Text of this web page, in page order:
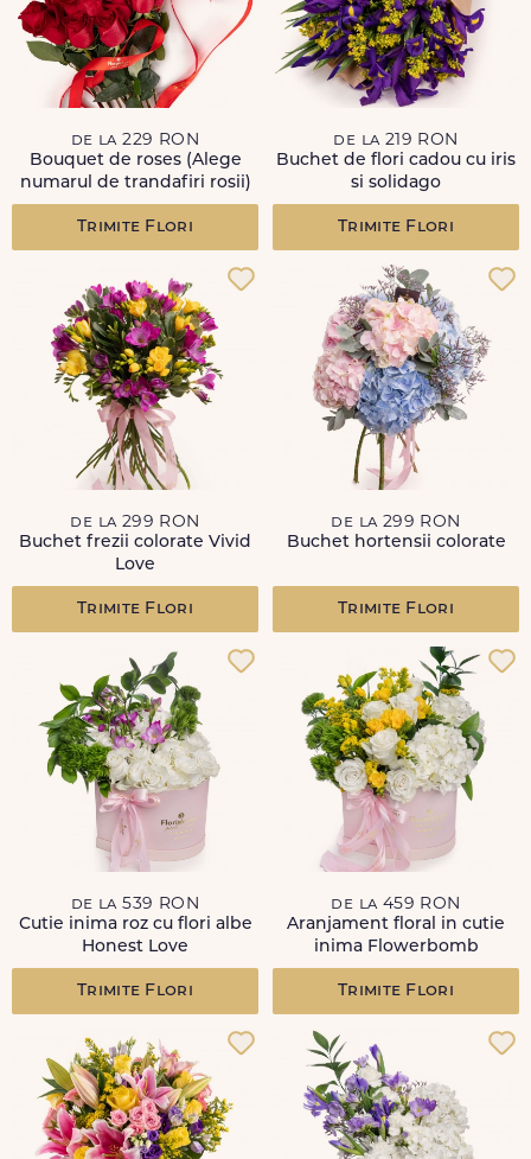
de la 229 RON
Bouquet de roses (Alege
numarul de trandafiri rosii)
Trimite Flori
de la 219 RON
Buchet de flori cadou cu iris
si solidago
Trimite Flori
de la 299 RON
Buchet frezii colorate Vivid
Love
Trimite Flori
de la 299 RON
Buchet hortensii colorate
Trimite Flori
de la 539 RON
Cutie inima roz cu flori albe
Honest Love
Trimite Flori
de la 459 RON
Aranjament floral in cutie
inima Flowerbomb
Trimite Flori